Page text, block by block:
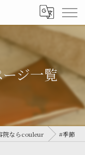
ジ一覧
院ならcouleur #季節